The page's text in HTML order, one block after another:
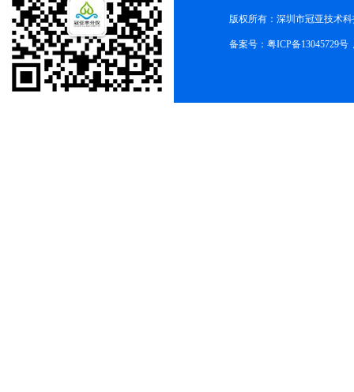
版权所有：深圳市冠亚技术
备案号： 粤ICP备13045729号